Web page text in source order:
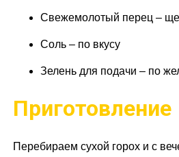
Свежемолотый перец –
Соль – по вкусу
Зелень для подачи – по
Приготовление
Перебираем сухой горох и с